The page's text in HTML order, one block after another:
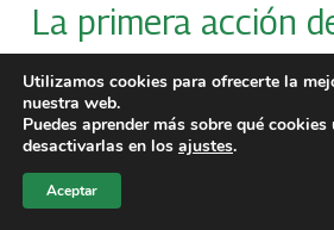
La primera acción
como tutora
Tras aceptar el cargo,
que su primera acción fue
formalmente la remoción
Chacón, esposo de
Utilizamos cookies para ofrecerte la
nuestra web.
Puedes aprender más sobre qué
desactivarlas en los ajustes.
Aceptar